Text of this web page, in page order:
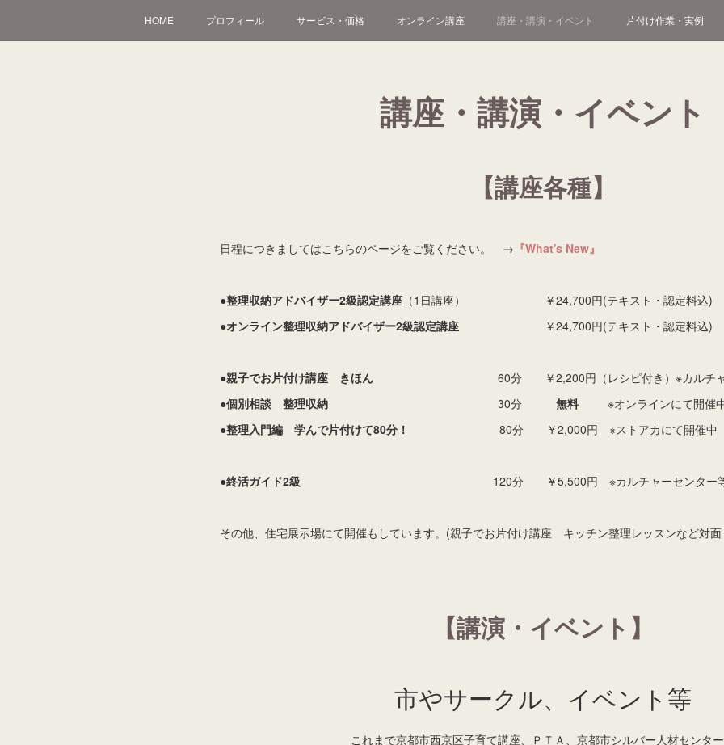
HOME プロフィール サービス・価格 オンライン講座 講座・講演・イベント 片付け作業・実例
講座・講演・イベント
【講座各種】
日程につきましてはこちらのページをご覧ください。 → 『What's New』
●整理収納アドバイザー2級認定講座 （1日講座）
￥24,700円(テキスト・認定料込)
●オンライン整理収納アドバイザー2級認定講座 ￥24,700円(テキスト・認定料込)
●親子でお片付け講座 きほん 60分 ￥2,200円（レシピ付き）※カルチャーに
●個別相談 整理収納
30分 無料 ※オンラインにて開催
●整理入門編 学んで片付けて80分！
80分 ￥2,000円 ※ストアカにて開催中
●終活ガイド2級 120分 ￥5,500円 ※カルチャーセンター等
その他、住宅展示場にて開催もしています。(親子でお片付け講座 キッチン整理レッスンなど対
【講演・イベント】
市やサークル、イベント等
これまで京都市西京区子育て講座、ＰＴＡ、京都市シルバー人材センター